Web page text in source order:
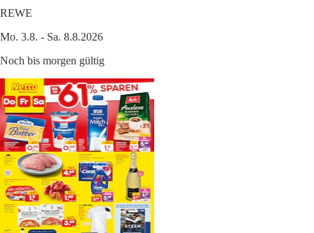
REWE
Mo. 3.8. - Sa. 8.8.2026
Noch bis morgen gültig